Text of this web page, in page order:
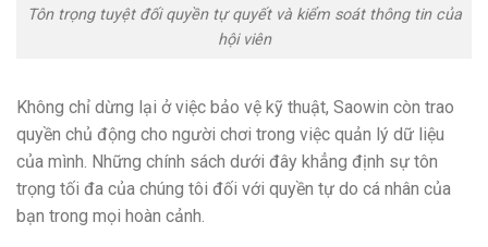
Tôn trọng tuyệt đối quyền tự quyết và kiểm soát thông tin của
hội viên
Không chỉ dừng lại ở việc bảo vệ kỹ thuật, Saowin còn trao
quyền chủ động cho người chơi trong việc quản lý dữ liệu
của mình. Những chính sách dưới đây khẳng định sự tôn
trọng tối đa của chúng tôi đối với quyền tự do cá nhân của
bạn trong mọi hoàn cảnh.